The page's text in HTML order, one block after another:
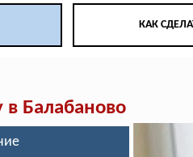
КАК
Балабаново